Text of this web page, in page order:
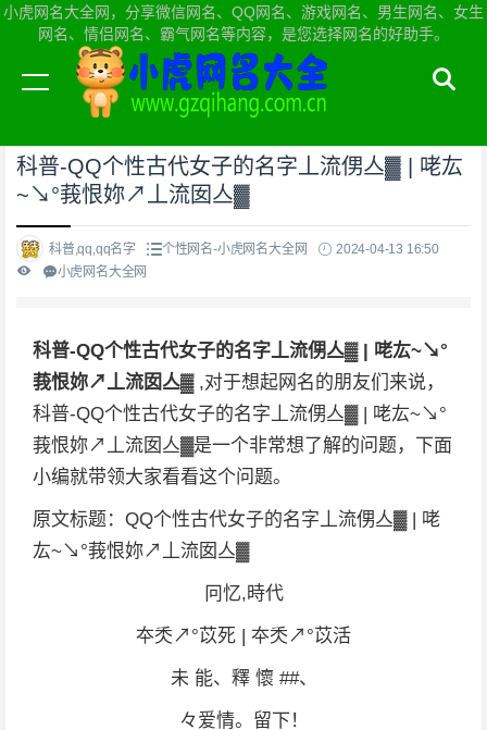
小虎网名大全网，分享微信网名、QQ网名、游戏网名、男生网名、女生
网名、情侣网名、霸气网名等内容，是您选择网名的好助手。
当前位置：小虎网名大全网首页>个性网名
科普-QQ个性古代女子的名字丄流侽亼▓ | 咾厷
~↘°莪恨妳↗丄流囡亼▓
科普,qq,qq名字 个性网名-小虎网名大全网
2024-04-13 16:50
小虎网名大全网
科普-QQ个性古代女子的名字丄流侽亼▓ | 咾厷~↘°
莪恨妳↗丄流囡亼▓ ,对于想起网名的朋友们来说，
科普-QQ个性古代女子的名字丄流侽亼▓ | 咾厷~↘°
莪恨妳↗丄流囡亼▓是一个非常想了解的问题，下面
小编就带领大家看看这个问题。
原文标题：QQ个性古代女子的名字丄流侽亼▓ | 咾
厷~↘°莪恨妳↗丄流囡亼▓
冋忆,時代
夲秂↗°苡死 | 夲秂↗°苡活
未 能、釋 懷 ##、
々爱情。留下！